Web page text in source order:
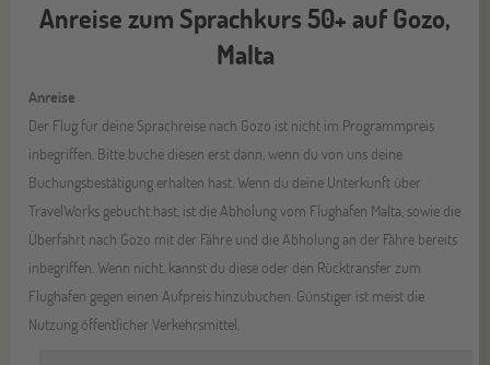
Anreise zum Sprachkurs 50+ auf Gozo,
Malta
Anreise
Der Flug für deine Sprachreise nach Gozo ist nicht im Programmpreis
inbegriffen. Bitte buche diesen erst dann, wenn du von uns deine
Buchungsbestätigung erhalten hast. Wenn du deine Unterkunft über
TravelWorks gebucht hast, ist die Abholung vom Flughafen Malta, sowie die
Überfahrt nach Gozo mit der Fähre und die Abholung an der Fähre bereits
inbegriffen. Wenn nicht, kannst du diese oder den Rücktransfer zum
Flughafen gegen einen Aufpreis hinzubuchen. Günstiger ist meist die
Nutzung öffentlicher Verkehrsmittel.